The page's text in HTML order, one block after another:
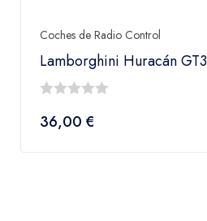
Coches de Radio Control
Lamborghini Huracán GT3
fuera
36,00 €